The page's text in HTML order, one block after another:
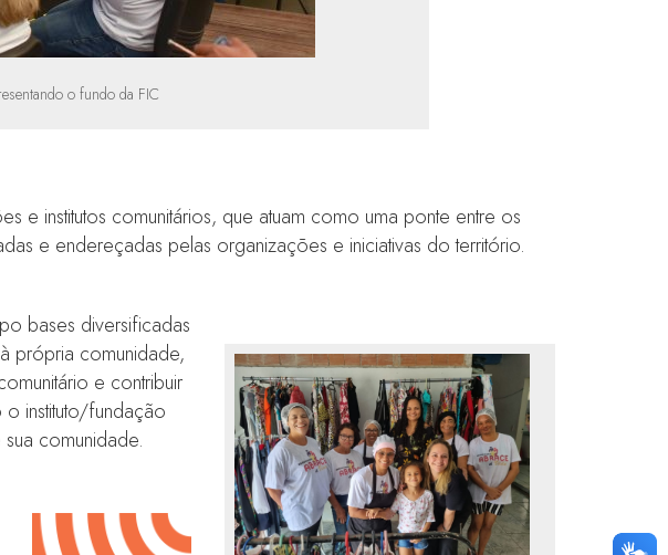
o fundo da FIC
e institutos comunitários, que atuam como uma ponte entre os
e endereçadas pelas organizações e iniciativas do território.
bases diversificadas
própria comunidade,
e contribuir
instituto/fundação
comunidade.